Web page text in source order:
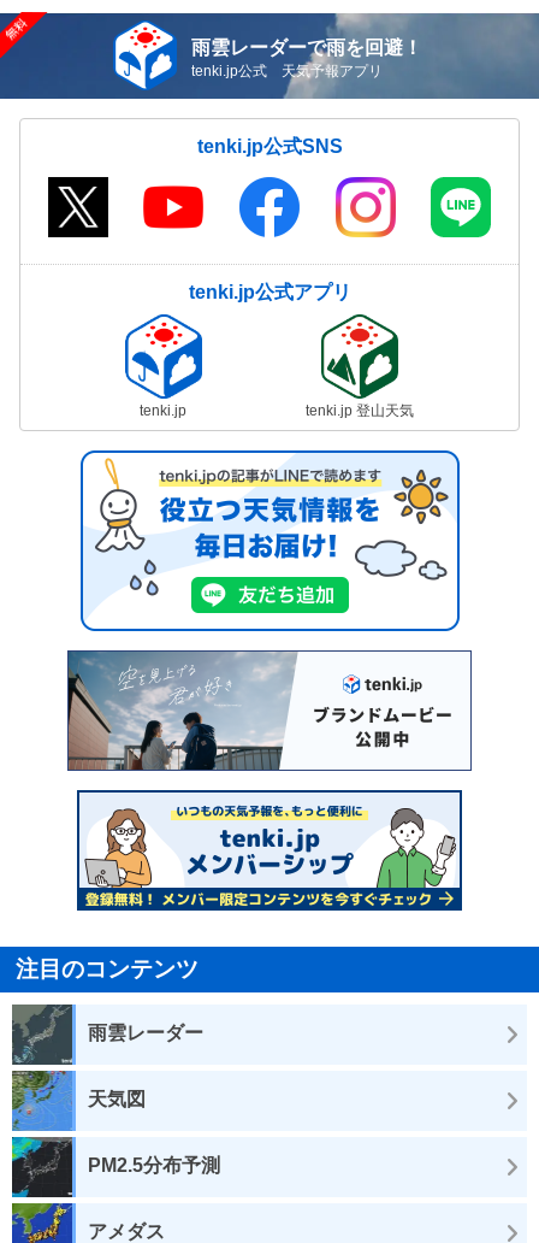
雨雲レーダーで雨を回避！
tenki.jp公式 天気予報アプリ
tenki.jp公式SNS
tenki.jp公式アプリ
tenki.jp tenki.jp 登山天気
注目のコンテンツ
雨雲レーダー
天気図
PM2.5分布予測
アメダス